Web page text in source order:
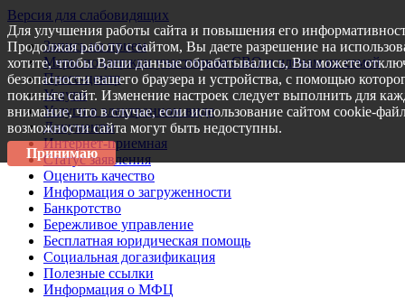
Версия для слабовидящих
Запись на прием
Меры поддержки участникам СВО и членам их семей
Пресс-центр
Услуги
Услуги в электронном виде
Документы
Интернет-приемная
Статус заявления
Оценить качество
Информация о загруженности
Банкротство
Бережливое управление
Бесплатная юридическая помощь
Социальная догазификация
Полезные ссылки
Информация о МФЦ
Для улучшения работы сайта и повышения его
Продолжая работу с сайтом, Вы даете разрешение на
хотите, чтобы Ваши данные обрабатывались, Вы можете
безопасности вашего браузера и устройства, с помощью
покиньте сайт. Изменение настроек следует выполнить для
внимание, что в случае, если использование сайтом cookie-
возможности сайта могут быть недоступны.
Принимаю